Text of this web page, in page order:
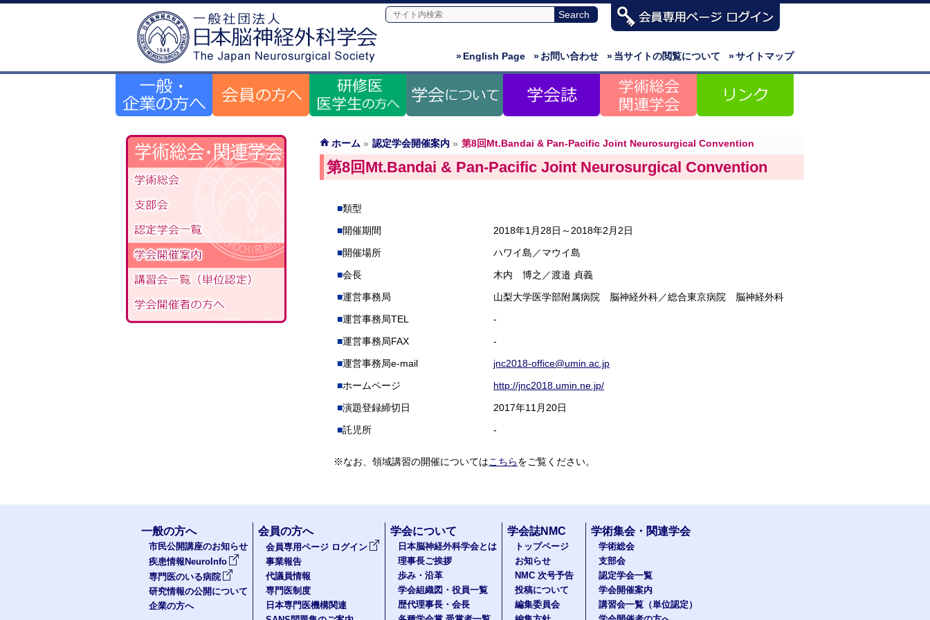
»サイトマップ
»当サイトの閲覧について
»お問い合わせ
»English Page
ホーム » 認定学会開催案内 » 第8回Mt.Bandai & Pan-Pacific Joint Neurosurgical Convention
第8回Mt.Bandai & Pan-Pacific Joint Neurosurgical Convention
類型
開催期間
2018年1月28日～2018年2月2日
開催場所
ハワイ島／マウイ島
会長
木内 博之／渡邉 貞義
運営事務局
山梨大学医学部附属病院 脳神経外科／総合東京病院 脳神経外科
運営事務局TEL
-
運営事務局FAX
-
運営事務局e-mail
jnc2018-office@umin.ac.jp
ホームページ
http://jnc2018.umin.ne.jp/
演題登録締切日
2017年11月20日
託児所
-
※なお、領域講習の開催についてはこちらをご覧ください。
一般の方へ
市民公開講座のお知らせ
疾患情報NeuroInfo
専門医のいる病院
研究情報の公開について
企業の方へ
会員の方へ
会員専用ページ ログイン
事業報告
代議員情報
専門医制度
日本専門医機構関連
学会について
日本脳神経外科学会とは
理事長ご挨拶
歩み・沿革
学会組織図・役員一覧
歴代理事長・会長
学会誌NMC
トップページ
お知らせ
NMC 次号予告
投稿について
編集委員会
学術集会・関連学会
学術総会
支部会
認定学会一覧
学会開催案内
講習会一覧（単位認定）